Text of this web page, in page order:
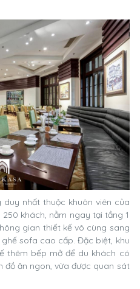
duy nhất thuộc khuôn viên của
khách, nằm ngay tại tầng 1
gian thiết kế vô cùng sang
sofa cao cấp. Đặc biệt, khu
thêm bếp mở để du khách có
đồ ăn ngon, vừa được quan sát